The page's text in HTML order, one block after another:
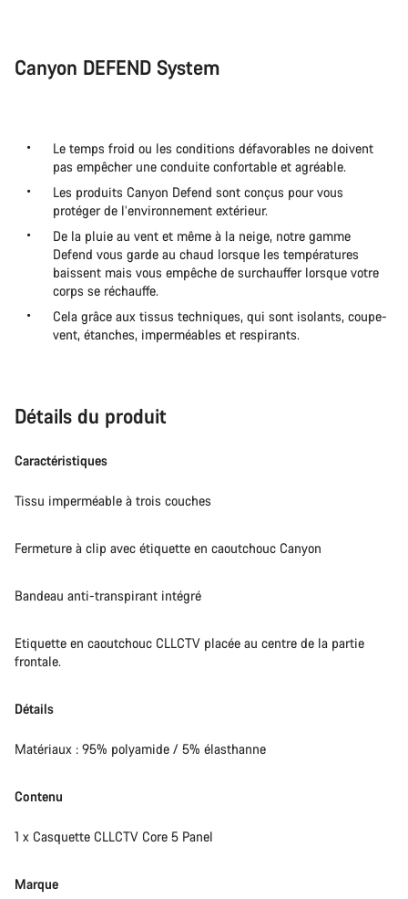
Canyon DEFEND System
Le temps froid ou les conditions défavorables ne doivent
pas empêcher une conduite confortable et agréable.
Les produits Canyon Defend sont conçus pour vous
protéger de l’environnement extérieur.
De la pluie au vent et même à la neige, notre gamme
Defend vous garde au chaud lorsque les températures
baissent mais vous empêche de surchauffer lorsque votre
corps se réchauffe.
Cela grâce aux tissus techniques, qui sont isolants, coupe-
vent, étanches, imperméables et respirants.
Détails du produit
Caractéristiques
Tissu imperméable à trois couches
Fermeture à clip avec étiquette en caoutchouc Canyon
Bandeau anti-transpirant intégré
Etiquette en caoutchouc CLLCTV placée au centre de la partie
frontale.
Détails
Matériaux : 95% polyamide / 5% élasthanne
Contenu
1 x Casquette CLLCTV Core 5 Panel
Marque